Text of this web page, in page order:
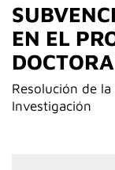
EN EL
Resolución de
Investigación